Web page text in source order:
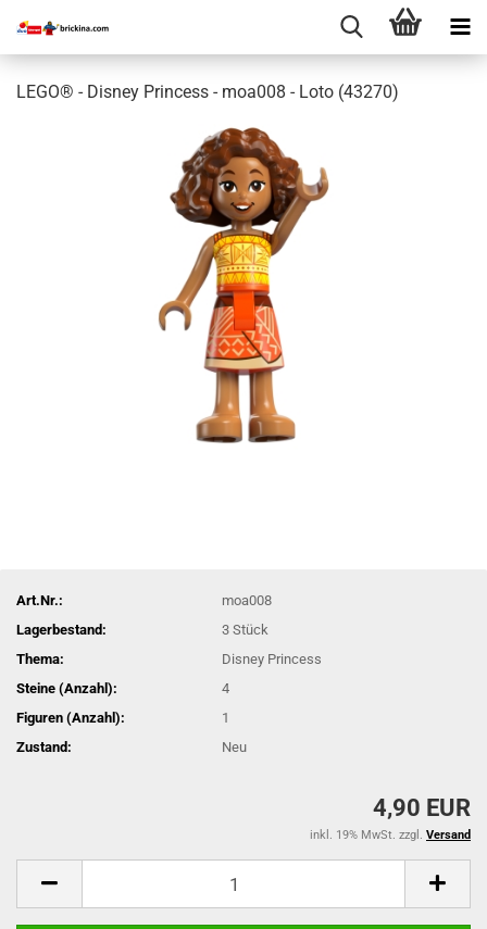
LEGO® - Disney Princess - moa008 - Loto (43270)
Art.Nr.:
moa008
Lagerbestand:
3Stück
Thema:
Disney Princess
Steine (Anzahl):
4
Figuren (Anzahl):
1
Zustand:
Neu
4,90 EUR
inkl. 19% MwSt. zzgl. Versand